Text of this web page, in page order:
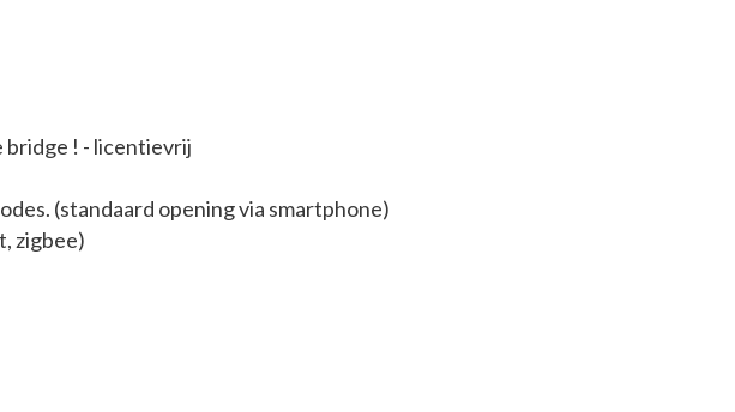
bridge ! - licentievrij
(standaard opening via smartphone)
zigbee)